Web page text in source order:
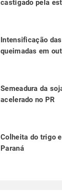
castigado pela
Intensificação
queimadas em
Semeadura da
acelerado no PR
Colheita do trigo
Paraná